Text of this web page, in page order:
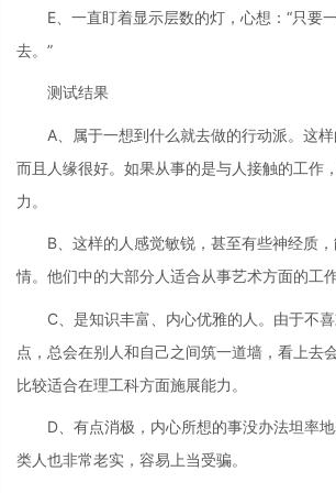
E、一直盯着显示层数的灯，心想：“只要
去。”
测试结果
A、属于一想到什么就去做的行动派。这样
而且人缘很好。如果从事的是与人接触的工作
力。
B、这样的人感觉敏锐，甚至有些神经质
情。他们中的大部分人适合从事艺术方面的工作
C、是知识丰富、内心优雅的人。由于不
点，总会在别人和自己之间筑一道墙，看上去
比较适合在理工科方面施展能力。
D、有点消极，内心所想的事没办法坦率
类人也非常老实，容易上当受骗。